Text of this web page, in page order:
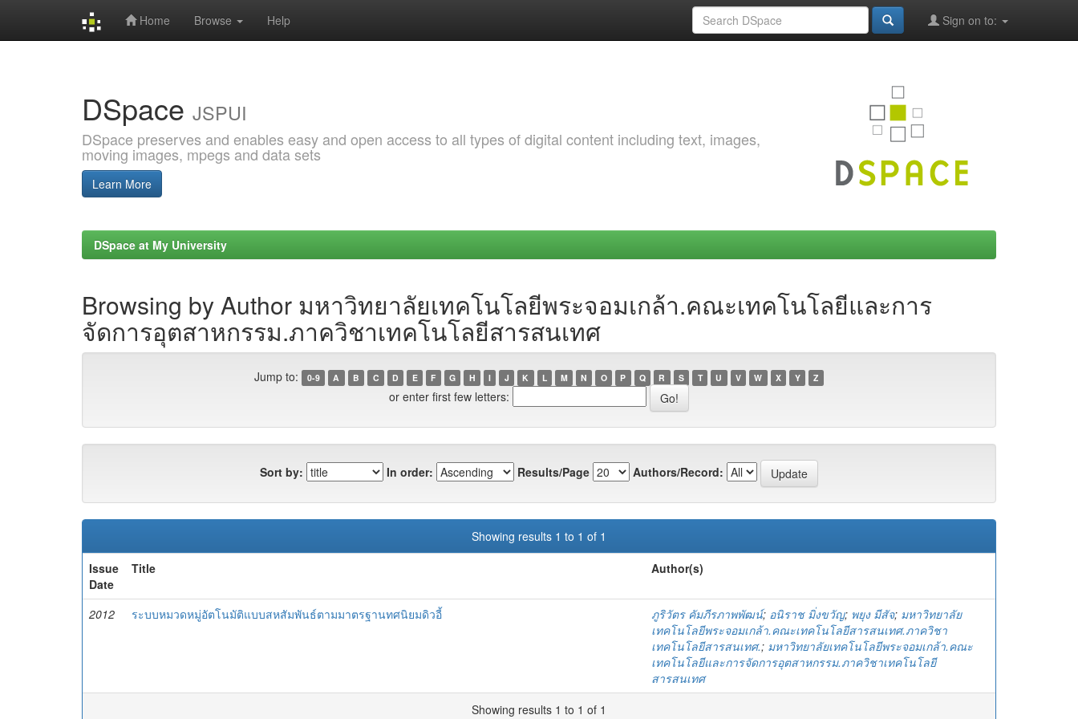
Home Browse Help Sign on to:
DSpace JSPUI
DSpace preserves and enables easy and open access to all types of digital content including text, images,
moving images, mpegs and data sets
Learn More
DSpace at My University
Browsing by Author มหาวิทยาลัยเทคโนโลยีพระจอมเกล้า.คณะเทคโนโลยีและการ
จัดการอุตสาหกรรม.ภาควิชาเทคโนโลยีสารสนเทศ
Jump to: 0-9 A B C D E F G H I J K L M N O P Q R S T U V W X Y Z
or enter first few letters:
Sort by: In order: Results/Page Authors/Record:
Showing results 1 to 1 of 1
Issue
Date
Title Author(s)
2012 ระบบหมวดหมู่อัตโนมัติแบบสหสัมพันธ์ตามมาตรฐานทศนิยมดิวอี้ ภูริวัตร คัมภีรภาพพัฒน์; อนิราช มิ่งขวัญ; พยุง มีสัจ; มหาวิทยาลัย
เทคโนโลยีพระจอมเกล้า.คณะเทคโนโลยีสารสนเทศ.ภาควิชา
เทคโนโลยีสารสนเทศ.; มหาวิทยาลัยเทคโนโลยีพระจอมเกล้า.คณะ
เทคโนโลยีและการจัดการอุตสาหกรรม.ภาควิชาเทคโนโลยี
สารสนเทศ
Showing results 1 to 1 of 1